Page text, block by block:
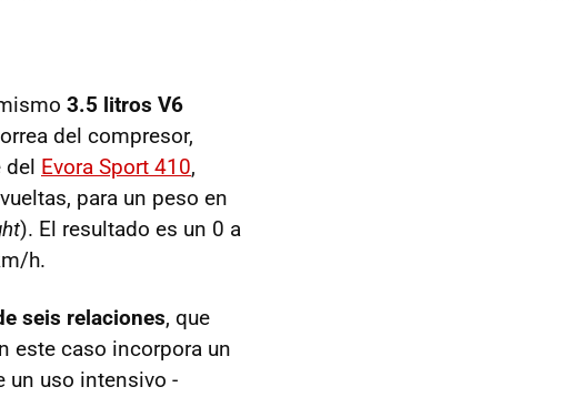
3.5 litros V6
del compresor,
del Evora Sport 410,
para un peso en
). El resultado es un 0 a
h.
seis relaciones, que
este caso incorpora un
un uso intensivo -